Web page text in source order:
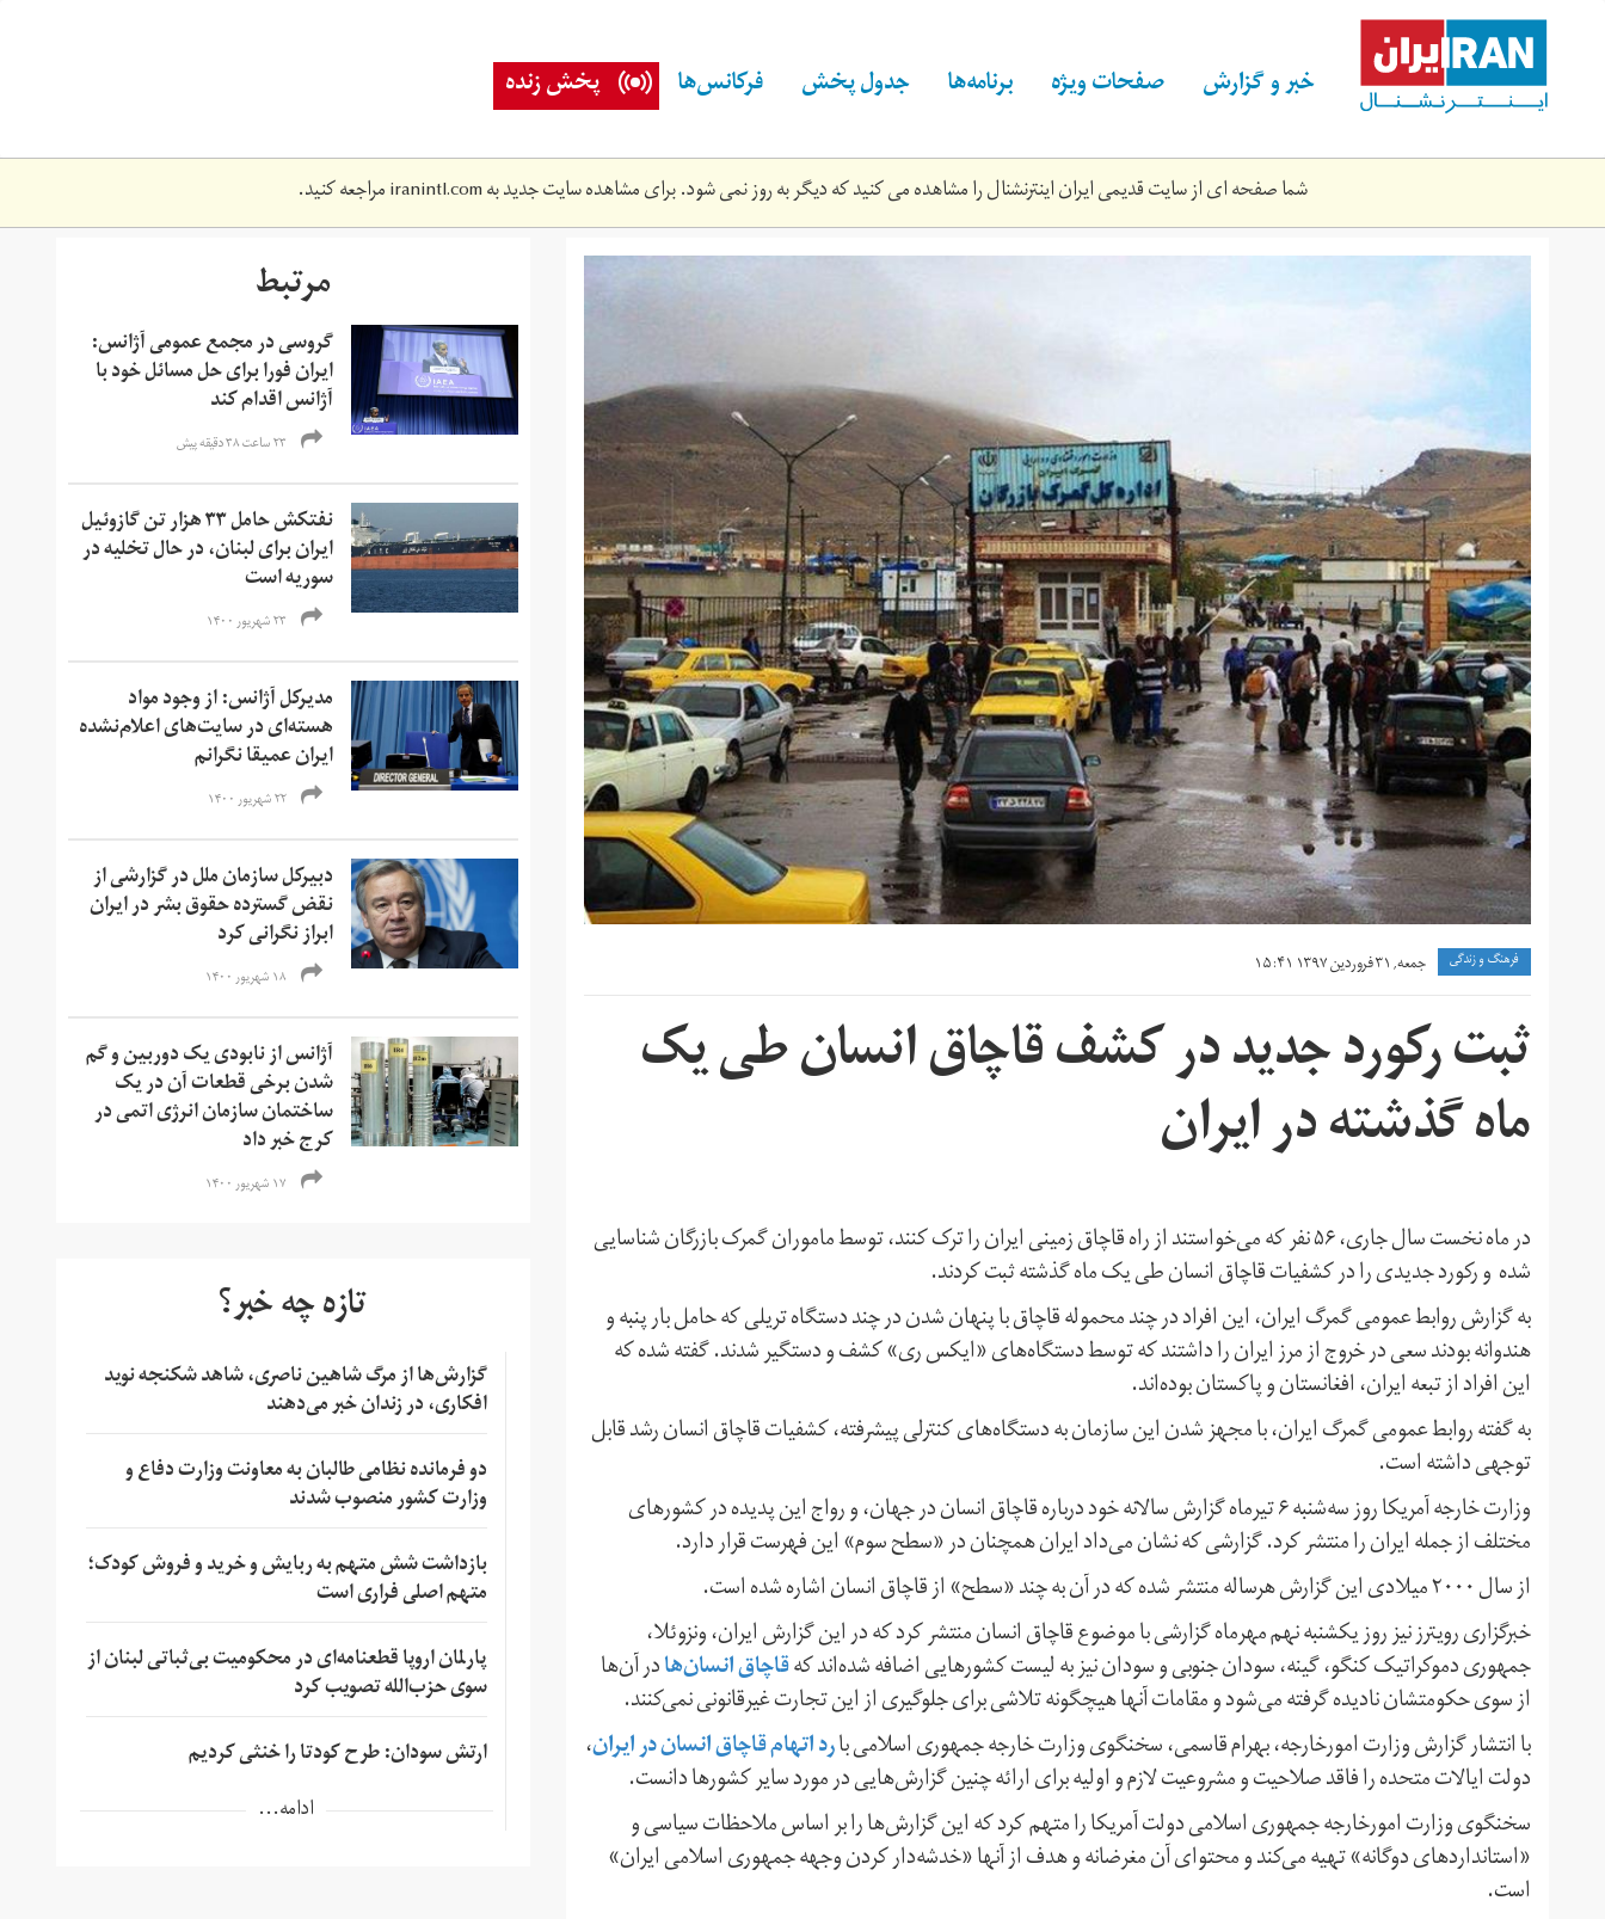
content خبر و گزارش صفحات ویژه برنامه‌ها جدول پخش فرکانس‌ها پخش زنده
شما صفحه ای از سایت قدیمی ایران اینترنشنال را مشاهده می کنید که دیگر به روز نمی شود. برای مشاهده سایت جدید بهiranintl.comمراجعه کنید.
n82878367-
72271264.jpg
فرهنگ و زندگی جمعه, ۳۱ فروردین ۱۳۹۷ ۱۵:۴۱
ثبت رکورد جدید در کشف قاچاق انسان طی یک
ماه گذشته در ایران
در ماه نخست سال جاری، ۵۶ نفر که می‌خواستند از راه قاچاق زمینی ایران را ترک کنند، توسط ماموران گمرک بازرگان شناسایی
شده و رکورد جدیدی را در کشفیات قاچاق انسان طی یک ماه گذشته ثبت کردند.
به گزارش روابط عمومی گمرگ ایران، این افراد در چند محموله قاچاق با پنهان شدن در چند دستگاه تریلی که حامل بار پنبه و
هندوانه بودند سعی در خروج از مرز ایران را داشتند که توسط دستگاه‌های «ایکس ری» کشف و دستگیر شدند. گفته شده که
این افراد از تبعه ایران، افغانستان و پاکستان بوده‌اند.
به گفته روابط عمومی گمرگ ایران، با مجهز شدن این سازمان به دستگاه‌های کنترلی پیشرفته، کشفیات قاچاق انسان رشد قابل
توجهی داشته است.
وزارت خارجه آمریکا روز سه‌شنبه ۶ تیرماه گزارش سالانه خود درباره قاچاق انسان در جهان، و رواج این پدیده در کشورهای
مختلف از جمله ایران را منتشر کرد. گزارشی که نشان می‌داد ایران همچنان در «سطح سوم» این فهرست قرار دارد.
از سال ٢٠٠٠ میلادی این گزارش هرساله منتشر شده که در آن به چند «سطح» از قاچاق انسان اشاره شده است.
خبرگزاری رویترز نیز روز یکشنبه نهم مهرماه گزارشی با موضوع قاچاق انسان منتشر کرد که در این گزارش ایران، ونزوئلا،
جمهوری دموکراتیک کنگو، گینه، سودان جنوبی و سودان نیز به لیست کشورهایی اضافه شده‌اند کهقاچاق انسان‌هادر آن‌ها
از سوی حکومتشان نادیده گرفته می‌شود و مقامات آنها هیچگونه تلاشی برای جلوگیری از این تجارت غیرقانونی نمی‌کنند.
با انتشار گزارش وزارت امورخارجه، بهرام قاسمی، سخنگوی وزارت خارجه جمهوری اسلامی بارد اتهام قاچاق انسان در ایران،
دولت ایالات متحده را فاقد صلاحیت و مشروعیت لازم و اولیه برای ارائه چنین گزارش‌هایی در مورد سایر کشورها دانست.
سخنگوی وزارت امورخارجه جمهوری اسلامی دولت آمریکا را متهم کرد که این گزارش‌ها را بر اساس ملاحظات سیاسی و
«استانداردهای دوگانه» تهیه می‌کند و محتوای آن مغرضانه و هدف از آنها «خدشه‌دار کردن وجهه جمهوری اسلامی ایران»
است.
مرتبط
گروسی در مجمع عمومی آژانس:
ایران فورا برای حل مسائل خود با
آژانس اقدام کند
۲۳ ساعت ۳۸ دقیقه پیش
نفتکش حامل ۳۳ هزار تن گازوئیل
ایران برای لبنان، در حال تخلیه در
سوریه است
۲۳ شهریور ۱۴۰۰
مدیرکل آژانس: از وجود مواد
هسته‌ای در سایت‌های اعلام‌نشده
ایران عمیقا نگرانم
۲۲ شهریور ۱۴۰۰
دبیرکل سازمان ملل در گزارشی از
نقض گسترده حقوق بشر در ایران
ابراز نگرانی کرد
۱۸ شهریور ۱۴۰۰
آژانس از نابودی یک دوربین و گم
شدن برخی قطعات آن در یک
ساختمان سازمان انرژی اتمی در
کرج خبر داد
۱۷ شهریور ۱۴۰۰
تازه چه خبر؟
گزارش‌ها از مرگ شاهین ناصری، شاهد شکنجه نوید
افکاری، در زندان خبر می‌دهند
دو فرمانده نظامی طالبان به معاونت وزارت دفاع و
وزارت کشور منصوب شدند
بازداشت شش متهم به ربایش و خرید و فروش کودک؛
متهم اصلی فراری است
پارلمان اروپا قطعنامه‌ای در محکومیت بی‌ثباتی لبنان از
سوی حزب‌الله تصویب کرد
ارتش سودان: طرح کودتا را خنثی کردیم
ادامه...